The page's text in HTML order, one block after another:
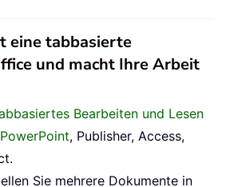
eine tabbasierte
und macht Ihre Arbeit
Bearbeiten und Lesen
, Publisher, Access,
Sie mehrere Dokumente in